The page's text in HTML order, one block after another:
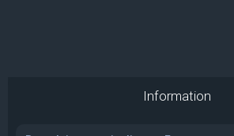
Information